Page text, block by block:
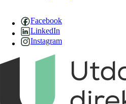
Facebook
LinkedIn
Instagram